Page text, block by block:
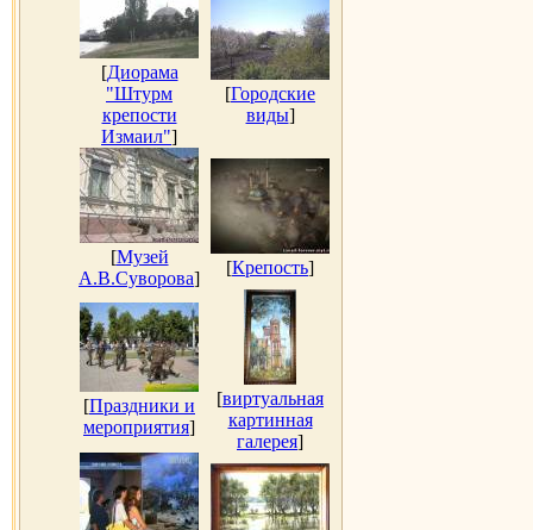
[Диорама
"Штурм
крепости
Измаил"]
[Городские
виды]
[Музей
А.В.Суворова]
[Крепость]
[Праздники и
мероприятия]
[виртуальная
картинная
галерея]